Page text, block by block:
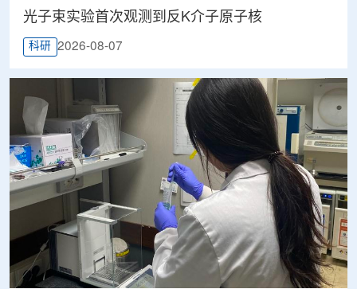
光子束实验首次观测到反K介子原子核
科研 2026-08-07